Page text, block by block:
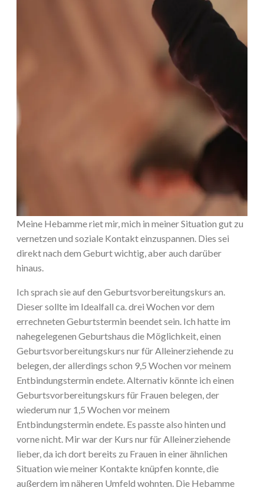
Meine Hebamme riet mir, mich in meiner Situation gut zu
vernetzen und soziale Kontakt einzuspannen. Dies sei
direkt nach dem Geburt wichtig, aber auch darüber
hinaus.
Ich sprach sie auf den Geburtsvorbereitungskurs an.
Dieser sollte im Idealfall ca. drei Wochen vor dem
errechneten Geburtstermin beendet sein. Ich hatte im
nahegelegenen Geburtshaus die Möglichkeit, einen
Geburtsvorbereitungskurs nur für Alleinerziehende zu
belegen, der allerdings schon 9,5 Wochen vor meinem
Entbindungstermin endete. Alternativ könnte ich einen
Geburtsvorbereitungskurs für Frauen belegen, der
wiederum nur 1,5 Wochen vor meinem
Entbindungstermin endete. Es passte also hinten und
vorne nicht. Mir war der Kurs nur für Alleinerziehende
lieber, da ich dort bereits zu Frauen in einer ähnlichen
Situation wie meiner Kontakte knüpfen konnte, die
außerdem im näheren Umfeld wohnten. Die Hebamme